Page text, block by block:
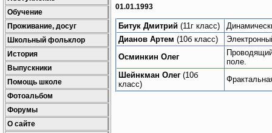
Обучение
Проживание, досуг
Школьный фольклор
История
Выпускники
Помощь школе
Фотоальбом
Форумы
О сайте
01.01.1993
Битук Дмитрий (11г класс)
Дианов Артем (10б класс)
Осминкин Олег
поле.
Шейнкман Олег (10б
класс)